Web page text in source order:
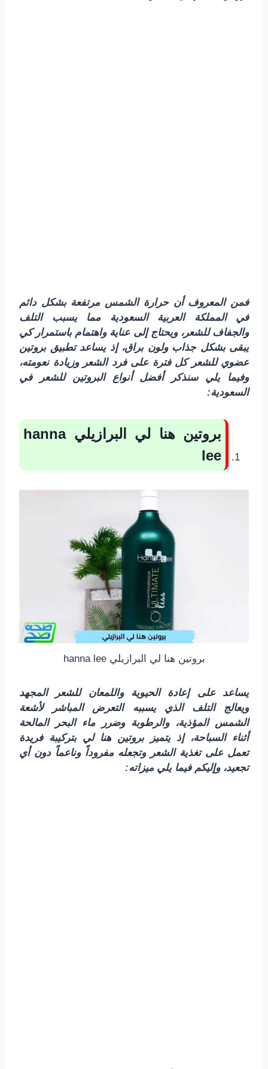
فمن المعروف أن حرارة الشمس مرتفعة بشكل دائم
في المملكة العربية السعودية مما يسبب التلف
والجفاف للشعر، ويحتاج إلى عناية واهتمام باستمرار كي
يبقى بشكل جذاب ولون براق، إذ يساعد تطبيق بروتين
عضوي للشعر كل فترة على فرد الشعر وزيادة نعومته،
وفيما يلي سنذكر أفضل أنواع البروتين للشعر في
السعودية:
بروتين هنا لي البرازيليhanna
lee
بروتين هنا لي البرازيلي hanna lee
يساعد على إعادة الحيوية واللمعان للشعر المجهد
ويعالج التلف الذي يسببه التعرض المباشر لأشعة
الشمس المؤذية، والرطوبة وضرر ماء البحر المالحة
أثناء السباحة، إذ يتميز بروتين هنا لي بتركيبة فريدة
تعمل على تغذية الشعر وتجعله مفروداً وناعماً دون أي
تجعيد، وإليكم فيما يلي ميزاته: